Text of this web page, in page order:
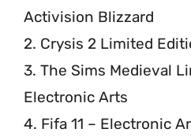
Activision Blizzard
2. Crysis 2 Limited
3. The Sims Medieval
Electronic Arts
4. Fifa 11 – Electronic